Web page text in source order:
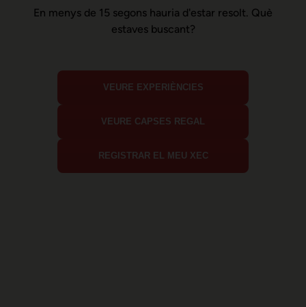
En menys de 15 segons hauria d'estar resolt. Què
estaves buscant?
VEURE EXPERIÈNCIES
VEURE CAPSES REGAL
REGISTRAR EL MEU XEC